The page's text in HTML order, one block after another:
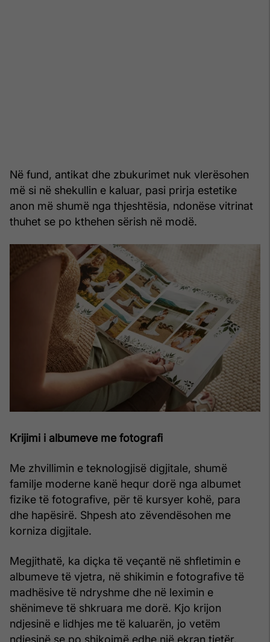
Në fund, antikat dhe zbukurimet nuk vlerësohen
më si në shekullin e kaluar, pasi prirja estetike
anon më shumë nga thjeshtësia, ndonëse vitrinat
thuhet se po kthehen sërish në modë.
Krijimi i albumeve me fotografi
Me zhvillimin e teknologjisë digjitale, shumë
familje moderne kanë hequr dorë nga albumet
fizike të fotografive, për të kursyer kohë, para
dhe hapësirë. Shpesh ato zëvendësohen me
korniza digjitale.
Megjithatë, ka diçka të veçantë në shfletimin e
albumeve të vjetra, në shikimin e fotografive të
madhësive të ndryshme dhe në leximin e
shënimeve të shkruara me dorë. Kjo krijon
ndjesinë e lidhjes me të kaluarën, jo vetëm
ndjesinë se po shikojmë edhe një ekran tjetër.